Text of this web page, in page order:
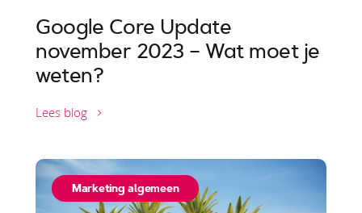
Google Core Update
november 2023 – Wat moet je
weten?
Lees blog
Marketing algemeen